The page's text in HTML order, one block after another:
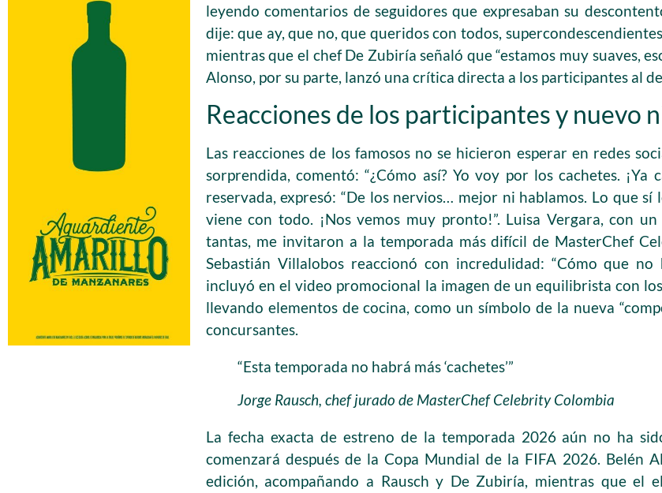
leyendo comentarios de seguidores que expresaban su
dije: que ay, que no, que queridos con todos,
mientras que el chef De Zubiría señaló que “estamos muy suaves,
Alonso, por su parte, lanzó una crítica directa a los participantes al
Reacciones de los participantes y nuevo
Las reacciones de los famosos no se hicieron esperar en redes
sorprendida, comentó: “¿Cómo así? Yo voy por los cachetes. ¡Ya
reservada, expresó: “De los nervios… mejor ni hablamos. Lo que sí
viene con todo. ¡Nos vemos muy pronto!”. Luisa Vergara, con
tantas, me invitaron a la temporada más difícil de MasterChef
Sebastián Villalobos reaccionó con incredulidad: “Cómo que no
incluyó en el video promocional la imagen de un equilibrista con
llevando elementos de cocina, como un símbolo de la nueva
concursantes.
“Esta temporada no habrá más ‘cachetes’”
Jorge Rausch, chef jurado de MasterChef Celebrity Colombia
La fecha exacta de estreno de la temporada 2026 aún no ha
comenzará después de la Copa Mundial de la FIFA 2026. Belén
edición, acompañando a Rausch y De Zubiría, mientras que el